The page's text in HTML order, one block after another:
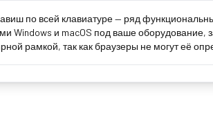
по всей клавиатуре — ряд
Windows и macOS под ваше
рамкой, так как браузеры не могут её